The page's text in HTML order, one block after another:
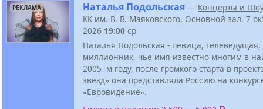
РЕКЛАМА Наталья Подольская — Концерты и
КК им. В. В. Маяковского, Основной зал, 7
2026 19:00 ср
Наталья Подольская - певица, телеведущая,
миллионник, чье имя известно многим в
2005 -м году, после громкого старта в
звезд» она представляла Россию на
«Евровидение».